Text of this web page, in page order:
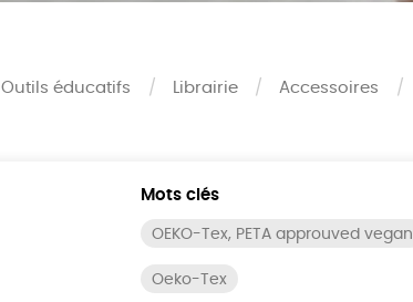
Outils éducatifs Librairie Accessoires
Mots clés
OEKO-Tex, PETA approuved vegan
Oeko-Tex